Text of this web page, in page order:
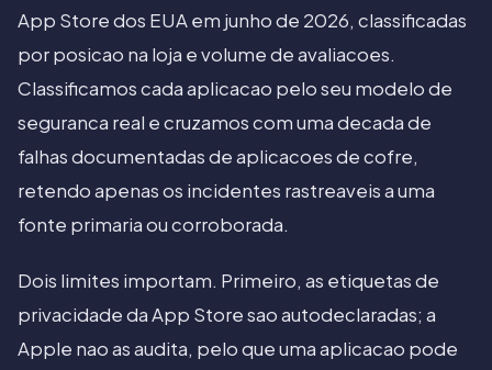
App Store dos EUA em junho de 2026, classificadas
por posicao na loja e volume de avaliacoes.
Classificamos cada aplicacao pelo seu modelo de
seguranca real e cruzamos com uma decada de
falhas documentadas de aplicacoes de cofre,
retendo apenas os incidentes rastreaveis a uma
fonte primaria ou corroborada.
Dois limites importam. Primeiro, as etiquetas de
privacidade da App Store sao autodeclaradas; a
Apple nao as audita, pelo que uma aplicacao pode